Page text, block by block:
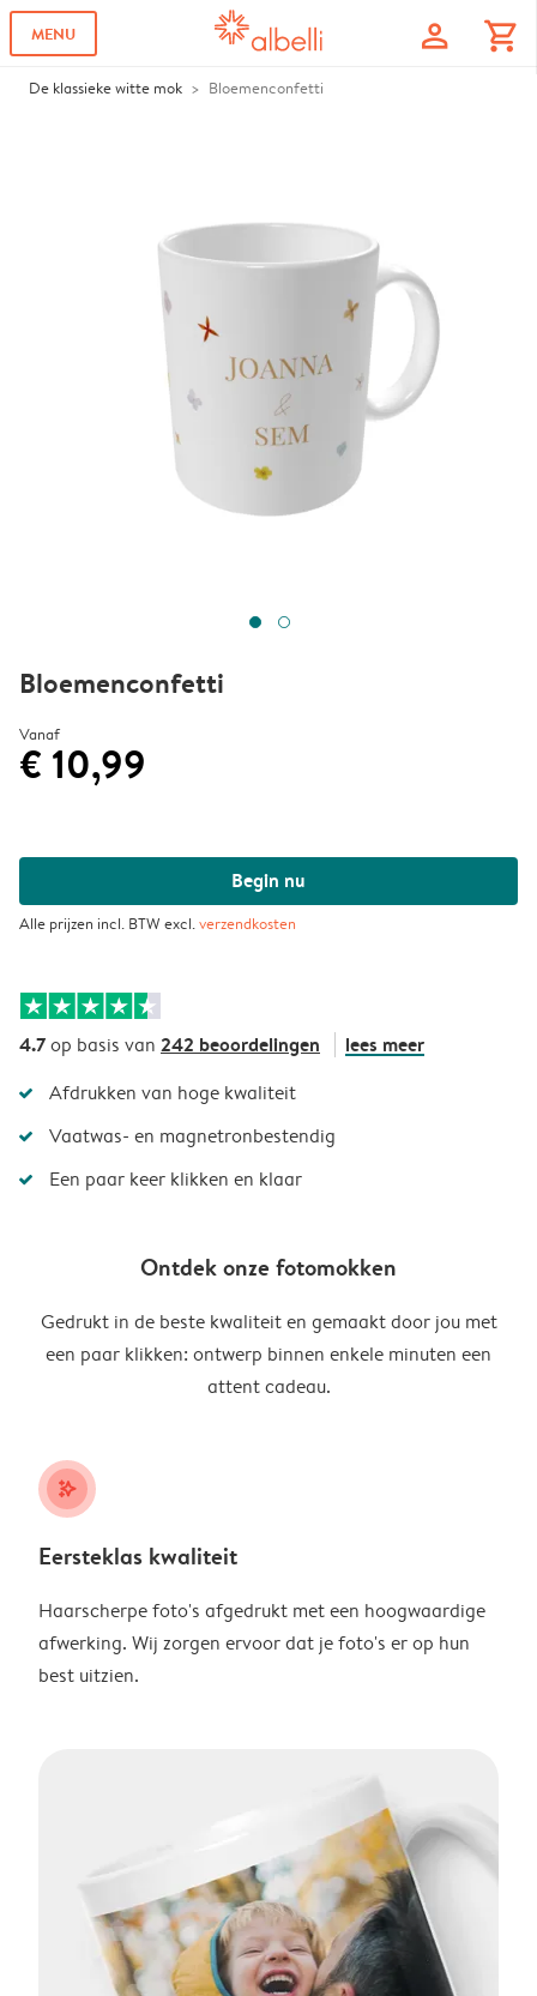
MENU profile shopping_cart
De klassieke witte mok Bloemenconfetti
Bloemenconfetti
Vanaf
€ 10,99
Begin nu
Alle prijzen incl. BTW excl.verzendkosten
4.7op basis van 242 beoordelingen lees meer
Afdrukken van hoge kwaliteit
Vaatwas- en magnetronbestendig
Een paar keer klikken en klaar
Ontdek onze fotomokken
Gedrukt in de beste kwaliteit en gemaakt door jou met
een paar klikken: ontwerp binnen enkele minuten een
attent cadeau.
stars_plus
Eersteklas kwaliteit
Haarscherpe foto's afgedrukt met een hoogwaardige
afwerking. Wij zorgen ervoor dat je foto's er op hun
best uitzien.